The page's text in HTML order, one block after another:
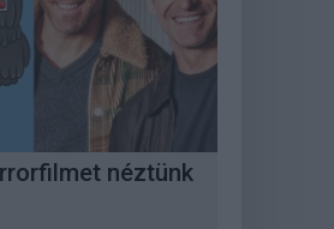
néztünk